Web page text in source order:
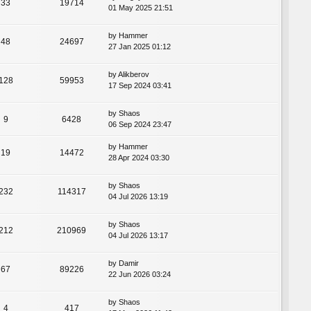
33 19714
01 May 2025 21:51
48 24697
by Hammer
27 Jan 2025 01:12
59953
byAlikberov
17 Sep 2024 03:41
9 6428
by Shaos
06 Sep 2024 23:47
19 14472
by Hammer
28 Apr 2024 03:30
114317
by Shaos
04 Jul 2026 13:19
210969
by Shaos
04 Jul 2026 13:17
67 89226
by Damir
22 Jun 2026 03:24
4 417
by Shaos